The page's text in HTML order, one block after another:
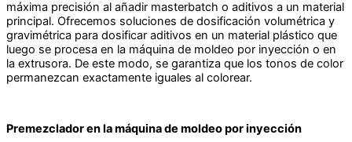
máxima precisión al añadir masterbatch o aditivos a un material
principal. Ofrecemos soluciones de dosificación volumétrica y
gravimétrica para dosificar aditivos en un material plástico que
luego se procesa en la máquina de moldeo por inyección o en
la extrusora. De este modo, se garantiza que los tonos de color
permanezcan exactamente iguales al colorear.
Premezclador en la máquina de moldeo por inyección